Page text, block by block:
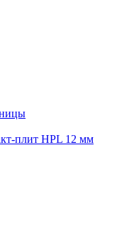
плит HPL 12 мм